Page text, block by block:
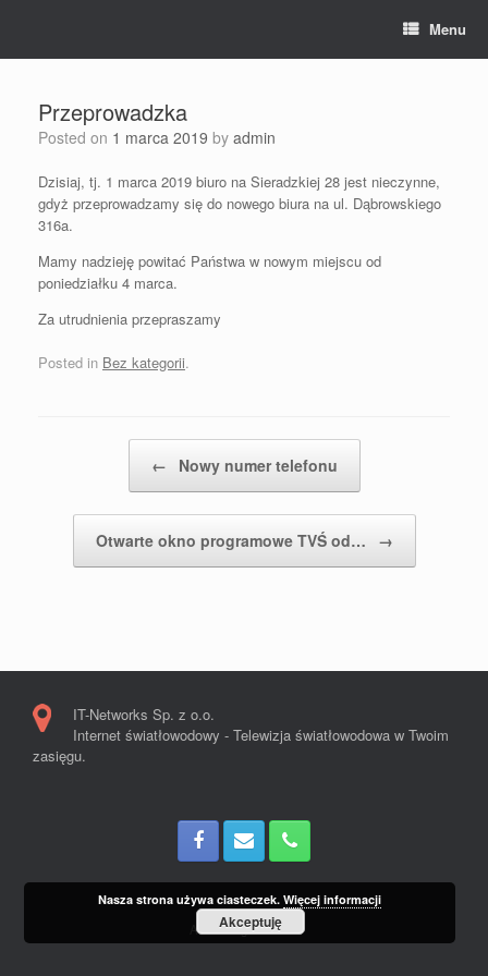
Menu
Przeprowadzka
Posted on 1 marca 2019 by admin
Dzisiaj, tj. 1 marca 2019 biuro na Sieradzkiej 28 jest nieczynne,
gdyż przeprowadzamy się do nowego biura na ul. Dąbrowskiego
316a.
Mamy nadzieję powitać Państwa w nowym miejscu od
poniedziałku 4 marca.
Za utrudnienia przepraszamy
Posted in Bez kategorii.
← Nowy numer telefonu
Otwarte okno programowe TVŚ od… →
IT-Networks Sp. z o.o.
Internet światłowodowy - Telewizja światłowodowa w Twoim
zasięgu.
A SiteOriginTheme
Nasza strona używa ciasteczek.Więcej informacji
Akceptuję